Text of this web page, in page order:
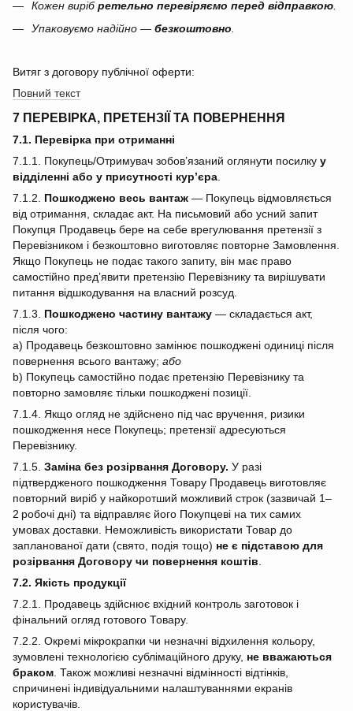
Кожен вирібретельно перевіряємо перед відправкою.
Упаковуємо надійно — безкоштовно
Витяг з договору публічної оферти:
Повний текст
7 ПЕРЕВІРКА, ПРЕТЕНЗІЇ ТА ПОВЕРНЕННЯ
7.1. Перевірка при отриманні
7.1.1. Покупець/Отримувач зобов’язаний оглянути посилку у
відділенні або у присутності кур’єра
7.1.2. Пошкоджено весь вантаж — Покупець відмовляється
від отримання, складає акт. На письмовий або усний запит
Покупця Продавець бере на себе врегулювання претензії з
Перевізником і безкоштовно виготовляє повторне Замовлення.
Якщо Покупець не подає такого запиту, він має право
самостійно пред’явити претензію Перевізнику та вирішувати
питання відшкодування на власний розсуд.
7.1.3. Пошкоджено частину вантажу — складається акт,
після чого:
a) Продавець безкоштовно замінює пошкоджені одиниці після
повернення всього вантажу; або
b) Покупець самостійно подає претензію Перевізнику та
повторно замовляє тільки пошкоджені позиції.
7.1.4. Якщо огляд не здійснено під час вручення, ризики
пошкодження несе Покупець; претензії адресуються
Перевізнику.
7.1.5. Заміна без розірвання Договору. У разі
підтвердженого пошкодження Товару Продавець виготовляє
повторний виріб у найкоротший можливий строк (зазвичай 1–
2 робочі дні) та відправляє його Покупцеві на тих самих
умовах доставки. Неможливість використати Товар до
запланованої дати (свято, подія тощо) не є підставою для
розірвання Договору чи повернення коштів
7.2. Якість продукції
7.2.1. Продавець здійснює вхідний контроль заготовок і
фінальний огляд готового Товару.
7.2.2. Окремі мікрокрапки чи незначні відхилення кольору,
зумовлені технологією сублімаційного друку, не вважаються
браком . Також можливі незначні відмінності відтінків,
спричинені індивідуальними налаштуваннями екранів
користувачів.